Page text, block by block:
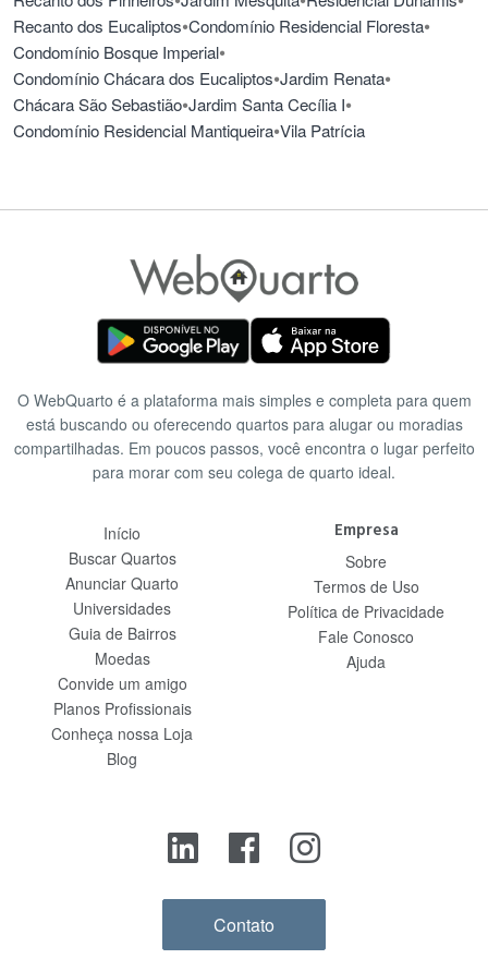
Recanto dos Eucaliptos•Condomínio Residencial Floresta•
Condomínio Bosque Imperial•
Condomínio Chácara dos Eucaliptos•Jardim Renata•
Chácara São Sebastião•Jardim Santa Cecília I•
Condomínio Residencial Mantiqueira•Vila Patrícia
O WebQuarto é a plataforma mais simples e completa para quem
está buscando ou oferecendo quartos para alugar ou moradias
compartilhadas. Em poucos passos, você encontra o lugar perfeito
para morar com seu colega de quarto ideal.
Início
Buscar Quartos
Anunciar Quarto
Universidades
Guia de Bairros
Moedas
Convide um amigo
Planos Profissionais
Conheça nossa Loja
Blog
Empresa
Sobre
Termos de Uso
Política de Privacidade
Fale Conosco
Ajuda
Contato